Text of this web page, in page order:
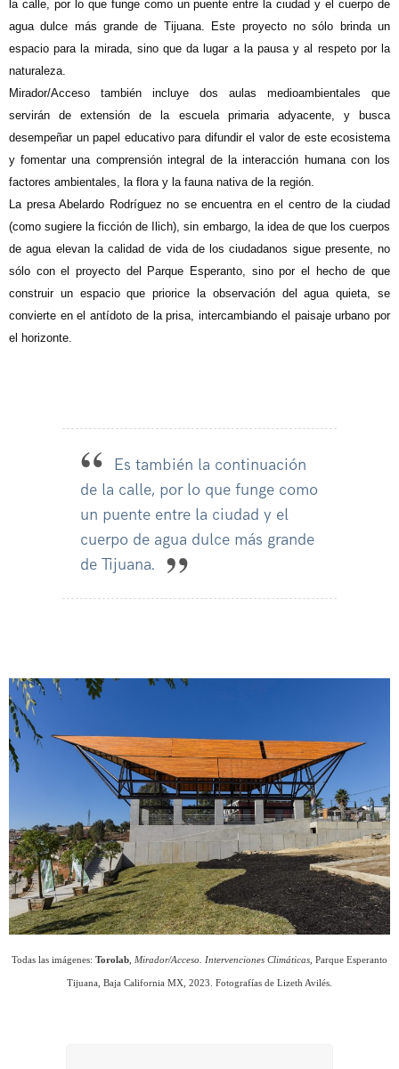
la calle, por lo que funge como un puente entre la ciudad y el cuerpo de
agua dulce más grande de Tijuana. Este proyecto no sólo brinda un
espacio para la mirada, sino que da lugar a la pausa y al respeto por la
naturaleza.
Mirador/Acceso también incluye dos aulas medioambientales que
servirán de extensión de la escuela primaria adyacente, y busca
desempeñar un papel educativo para difundir el valor de este ecosistema
y fomentar una comprensión integral de la interacción humana con los
factores ambientales, la flora y la fauna nativa de la región.
La presa Abelardo Rodríguez no se encuentra en el centro de la ciudad
(como sugiere la ficción de Ilich), sin embargo, la idea de que los cuerpos
de agua elevan la calidad de vida de los ciudadanos sigue presente, no
sólo con el proyecto del Parque Esperanto, sino por el hecho de que
construir un espacio que priorice la observación del agua quieta, se
convierte en el antídoto de la prisa, intercambiando el paisaje urbano por
el horizonte.
Es también la continuación
de la calle, por lo que funge como
un puente entre la ciudad y el
cuerpo de agua dulce más grande
de Tijuana.
Todas las imágenes: Torolab Mirador/Acceso. Intervenciones Climáticas, Parque Esperanto
Tijuana, Baja California MX, 2023. Fotografías de Lizeth Avilés.